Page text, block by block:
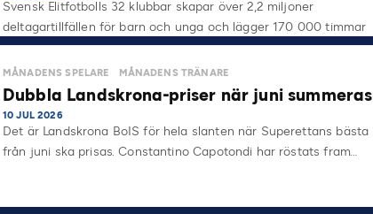
Svensk Elitfotbolls 32 klubbar skapar över 2,2 miljoner
deltagartillfällen för barn och unga och lägger 170 000 timmar
på…
MÅNADENS SPELARE MÅNADENS TRÄNARE
Dubbla Landskrona-priser när juni summeras
10 JUL 2026
Det är Landskrona BoIS för hela slanten när Superettans bästa
från juni ska prisas. Constantino Capotondi har röstats fram…